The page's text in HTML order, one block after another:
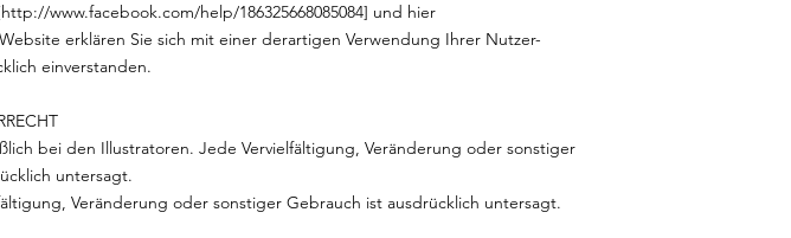
http://www.facebook.com/help/186325668085084] und hier
erklären Sie sich mit einer derartigen Verwendung Ihrer Nutzer-
einverstanden.
bei den Illustratoren. Jede Vervielfältigung, Veränderung oder sonstiger
untersagt.
Veränderung oder sonstiger Gebrauch ist ausdrücklich untersagt.